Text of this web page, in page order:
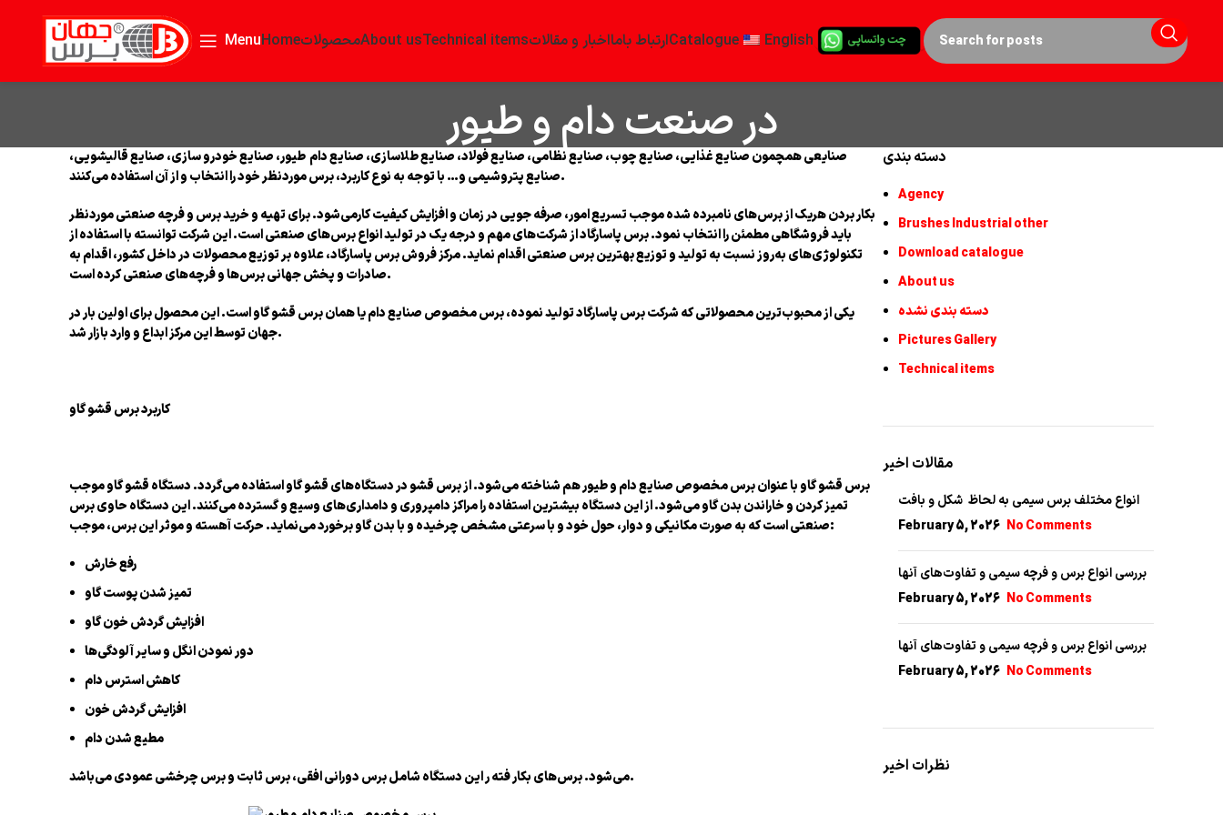
MenuHomeمحصولاتAbout usTechnical itemsاخبار و مقالاتارتباط باماCatalogue English
در صنعت دام و طیور
صنایعی همچمون صنایع غذایی، صنایع چوب، صنایع نظامی، صنایع فولاد، صنایع طلاسازی، صنایع دام طیور، صنایع خودرو سازی، صنایع قالیشویی،
صنایع پتروشیمی و… با توجه به نوع کاربرد، برس موردنظر خود را انتخاب و از آن استفاده می‌کنند.
بکار بردن هریک از برس‌های نامبرده شده موجب تسریع امور، صرفه جویی در زمان و افزایش کیفیت کارمی‌شود. برای تهیه و خرید برس و فرچه صنعتی موردنظر
باید فروشگاهی مطمئن را انتخاب نمود. برس پاسارگاد از شرکت‌های مهم و درجه یک در تولید انواع برس‌های صنعتی است. این شرکت توانسته با استفاده از
تکنولوژی‌های به‌روز نسبت به تولید و توزیع بهترین برس صنعتی اقدام نماید. مرکز فروش برس پاسارگاد، علاوه بر توزیع محصولات در داخل کشور، اقدام به
صادرات و پخش جهانی برس‌ها و فرچه‌های صنعتی کرده است.
یکی از محبوب‌ترین محصولاتی که شرکت برس پاسارگاد تولید نموده، برس مخصوص صنایع دام یا همان برس قشو گاو است. این محصول برای اولین بار در
جهان توسط این مرکز ابداع و وارد بازار شد.
کاربرد برس قشو گاو
برس قشو گاو با عنوان برس مخصوص صنایع دام و طیور هم شناخته می‌شود. از برس قشو در دستگاه‌های قشو گاو استفاده می‌گردد. دستگاه قشو گاو موجب
تمیز کردن و خاراندن بدن گاو می‌شود. از این دستگاه بیشترین استفاده را مراکز دامپروری و دامداری‌های وسیع و گسترده می‌کنند. این دستگاه حاوی برس
صنعتی است که به صورت مکانیکی و دوار، حول خود و با سرعتی مشخص چرخیده و با بدن گاو برخورد می‌نماید. حرکت آهسته و موثر این برس، موجب:
رفع خارش
تمیز شدن پوست گاو
افزایش گردش خون گاو
دور نمودن انگل و سایر آلودگی‌ها
کاهش استرس دام
افزایش گردش خون
مطیع شدن دام
می‌شود. برس‌های بکار فته ر این دستگاه شامل برس دورانی افقی، برس ثابت و برس چرخشی عمودی می‌باشد.
دسته بندی
Agency
Brushes Industrial other
Download catalogue
About us
دسته بندی نشده
Pictures Gallery
Technical items
مقالات اخیر
انواع مختلف برس سیمی به لحاظ شکل و بافت
February 5, 2026 No Comments
بررسی انواع برس‌ و فرچه‌ سیمی و تفاوت‌های آنها
February 5, 2026 No Comments
بررسی انواع برس‌ و فرچه‌ سیمی و تفاوت‌های آنها
February 5, 2026 No Comments
نظرات اخیر